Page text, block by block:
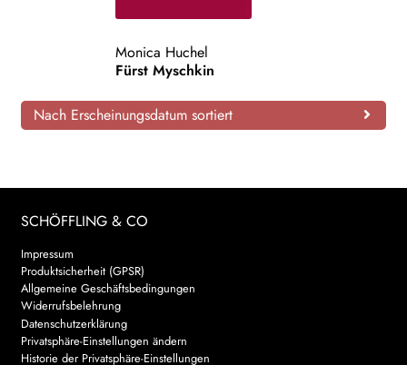
NEWSLETTER
WEITERE VERLAGE
Search:
Monica Huchel
Fürst Myschkin
Nach Erscheinungsdatum sortiert
SCHÖFFLING & CO
Impressum
Produktsicherheit (GPSR)
Allgemeine Geschäftsbedingungen
Widerrufsbelehrung
Datenschutzerklärung
Privatsphäre-Einstellungen ändern
Historie der Privatsphäre-Einstellungen